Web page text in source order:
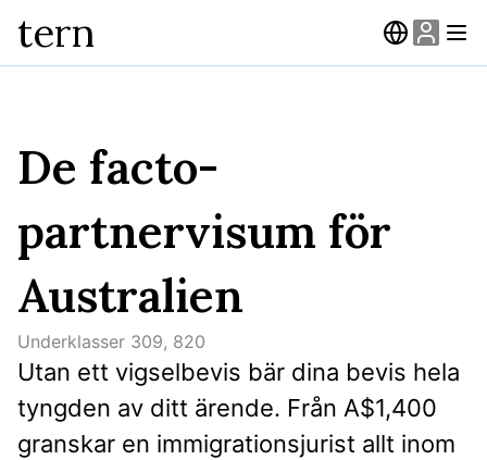
tern
De facto-
partnervisum för
Australien
Underklasser 309, 820
Utan ett vigselbevis bär dina bevis hela
tyngden av ditt ärende. Från A$1,400
granskar en immigrationsjurist allt inom